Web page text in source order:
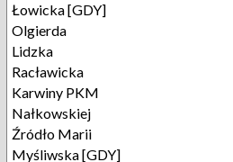
Łowicka [GDY]
Olgierda
Lidzka
Racławicka
Karwiny PKM
Nałkowskiej
Źródło Marii
Myśliwska [GDY]